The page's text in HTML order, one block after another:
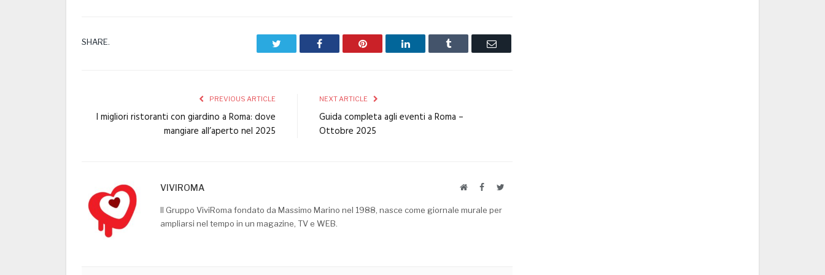
SHARE. Facebook Pinterest LinkedIn Tumblr Email
PREVIOUS ARTICLE
I migliori ristoranti con giardino a Roma: dove
mangiare all’aperto nel 2025
NEXT ARTICLE
Guida completa agli eventi a Roma –
Ottobre 2025
VIVIROMA WebsiteFacebookTwitter
Il Gruppo ViviRoma fondato da Massimo Marino nel 1988, nasce come giornale murale per
ampliarsi nel tempo in un magazine, TV e WEB.